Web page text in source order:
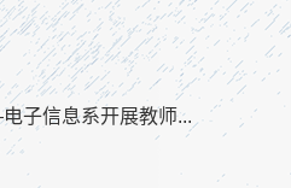
子信息系开展教师...